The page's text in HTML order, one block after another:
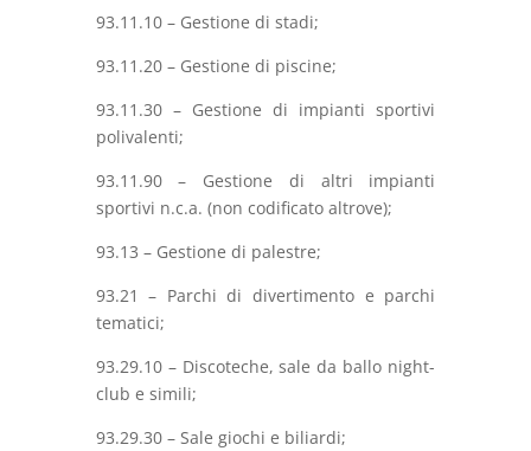
93.11.10 – Gestione di stadi;
93.11.20 – Gestione di piscine;
93.11.30 – Gestione di impianti sportivi
polivalenti;
93.11.90 – Gestione di altri impianti
sportivi n.c.a. (non codificato altrove);
93.13 – Gestione di palestre;
93.21 – Parchi di divertimento e parchi
tematici;
93.29.10 – Discoteche, sale da ballo night-
club e simili;
93.29.30 – Sale giochi e biliardi;